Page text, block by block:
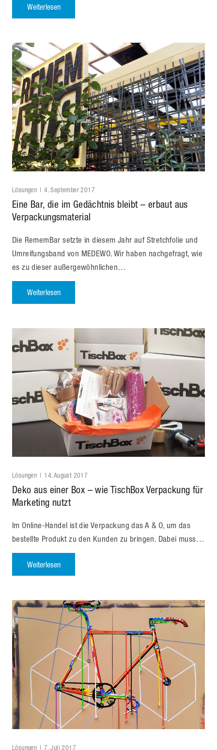
Weiterlesen
Eine Bar, die im Gedächtnis bleibt – erbaut aus
Verpackungsmaterial
Lösungen 4. September 2017
Die RememBar setzte in diesem Jahr auf Stretchfolie und
Umreifungsband von MEDEWO. Wir haben nachgefragt, wie
es zu dieser außergewöhnlichen…
Weiterlesen
Deko aus einer Box – wie TischBox Verpackung für
Marketing nutzt
Lösungen 14. August 2017
Im Online-Handel ist die Verpackung das A & O, um das
bestellte Produkt zu den Kunden zu bringen. Dabei muss…
Weiterlesen
Lösungen 7. Juli 2017